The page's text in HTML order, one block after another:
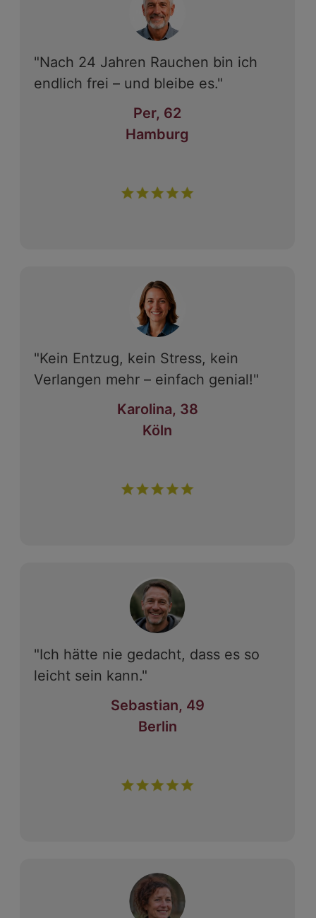
"Nach 24 Jahren Rauchen bin ich
endlich frei – und bleibe es."
Per, 62
Hamburg
"Kein Entzug, kein Stress, kein
Verlangen mehr – einfach genial!"
Karolina, 38
Köln
"Ich hätte nie gedacht, dass es so
leicht sein kann."
Sebastian, 49
Berlin